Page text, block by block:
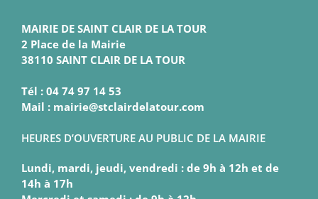
MAIRIE DE SAINT CLAIR DE LA TOUR
2 Place de la Mairie
38110 SAINT CLAIR DE LA TOUR
Tél : 04 74 97 14 53
Mail : mairie@stclairdelatour.com
HEURES D’OUVERTURE AU PUBLIC DE LA MAIRIE
Lundi, mardi, jeudi, vendredi : de 9h à 12h et de
14h à 17h